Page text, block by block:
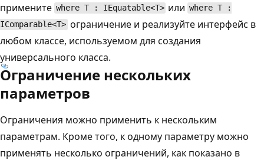
примените where T : IEquatable<T> или where T :
IComparable<T> ограничение и реализуйте интерфейс в
любом классе, используемом для создания
универсального класса.
Ограничение нескольких
параметров
Ограничения можно применить к нескольким
параметрам. Кроме того, к одному параметру можно
применять несколько ограничений, как показано в